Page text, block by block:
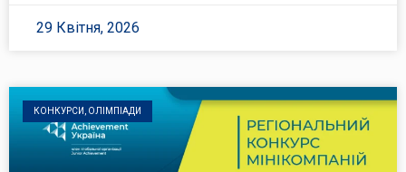
29 Квітня, 2026
КОНКУРСИ, ОЛІМПІАДИ